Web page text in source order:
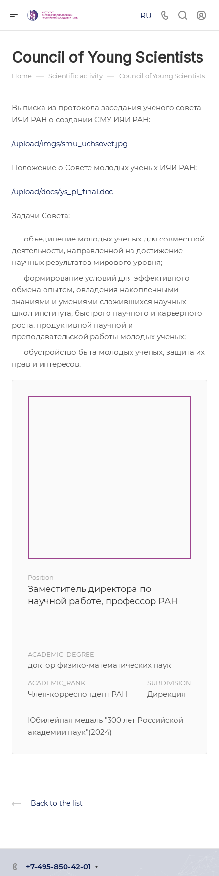
RU
Council of Young Scientists
Home — Scientific activity — Council of Young Scientists
Выписка из протокола заседания ученого совета
ИЯИ РАН о создании СМУ ИЯИ РАН:
/upload/imgs/smu_uchsovet.jpg
Положение о Совете молодых ученых ИЯИ РАН:
/upload/docs/ys_pl_final.doc
Задачи Совета:
объединение молодых ученых для совместной
деятельности, направленной на достижение
научных результатов мирового уровня;
формирование условий для эффективного
обмена опытом, овладения накопленными
знаниями и умениями сложившихся научных
школ института, быстрого научного и карьерного
роста, продуктивной научной и
преподавательской работы молодых ученых;
обустройство быта молодых ученых, защита их
прав и интересов.
Position
Заместитель директора по
научной работе, профессор РАН
ACADEMIC_DEGREE
доктор физико-математических наук
ACADEMIC_RANK
Член-корреспондент РАН
SUBDIVISION
Дирекция
Юбилейная медаль "300 лет Российской
академии наук"(2024)
Back to the list
+7-495-850-42-01